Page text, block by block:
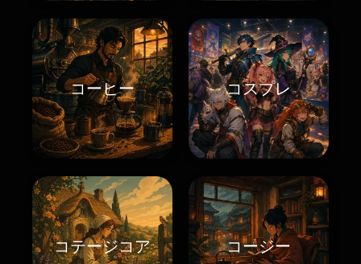
コーヒー コスプレ
コテージコア コージー